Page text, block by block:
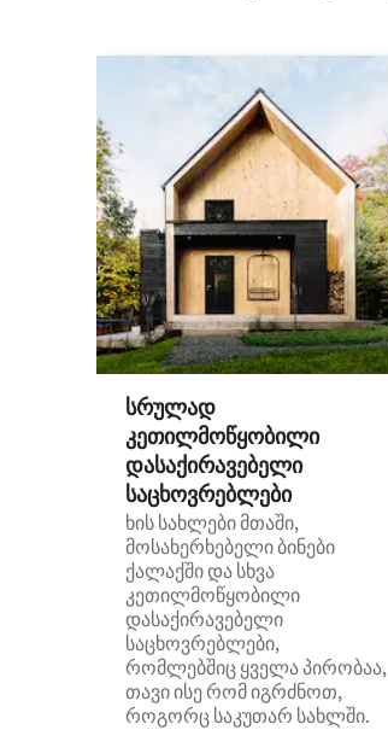
სრულად
კეთილმოწყობილი
დასაქირავებელი
საცხოვრებლები
ხის სახლები მთაში,
მოსახერხებელი ბინები
ქალაქში და სხვა
კეთილმოწყობილი
დასაქირავებელი
საცხოვრებლები,
რომლებშიც ყველა პირობაა,
თავი ისე რომ იგრძნოთ,
როგორც საკუთარ სახლში.